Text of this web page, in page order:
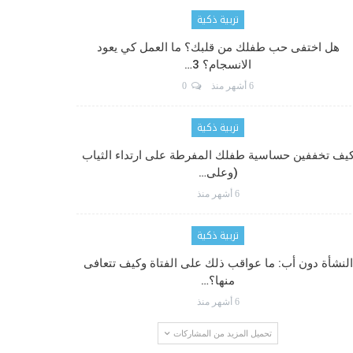
تربية ذكية
هل اختفى حب طفلك من قلبك؟ ما العمل كي يعود
الانسجام؟ 3…
6 أشهر منذ
تربية ذكية
تخففين حساسية طفلك المفرطة على ارتداء الثياب
(وعلى…
6 أشهر منذ
تربية ذكية
النشأة دون أب: ما عواقب ذلك على الفتاة وكيف تتعافى
منها؟…
6 أشهر منذ
تحميل المزيد من المشاركات